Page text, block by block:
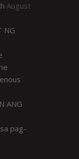
August
NG
ANG
pag-